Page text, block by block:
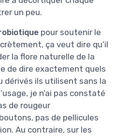
un peu.
pour soutenir le
ça veut dire qu’il
la flore naturelle de la
de dire exactement quels
dérivés ils utilisent sans la
je n’ai pas constaté
de rougeur
pas de pellicules
Au contraire, sur les